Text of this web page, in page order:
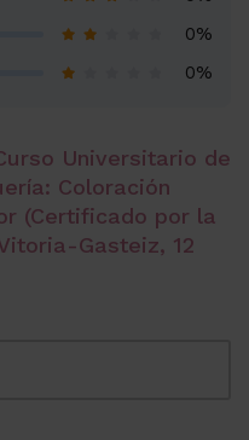
0%
0%
Universitario de
Coloración
(Certificado por la
Gasteiz, 12